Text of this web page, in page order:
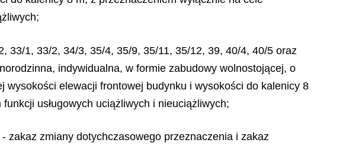
33/1, 33/2, 34/3, 35/4, 35/9, 35/11, 35/12, 39, 40/4, 40/5 oraz
indywidualna, w formie zabudowy wolnostojącej, o
elewacji frontowej budynku i wysokości do kalenicy 8
usługowych uciążliwych i nieuciążliwych;
zakaz zmiany dotychczasowego przeznaczenia i zakaz